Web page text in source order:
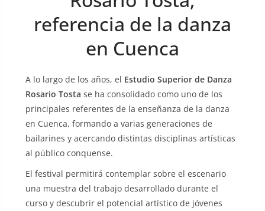
referencia de la danza
en Cuenca
A lo largo de los años, el Estudio Superior de Danza
Rosario Tosta se ha consolidado como uno de los
principales referentes de la enseñanza de la danza
en Cuenca, formando a varias generaciones de
bailarines y acercando distintas disciplinas artísticas
al público conquense.
El festival permitirá contemplar sobre el escenario
una muestra del trabajo desarrollado durante el
curso y descubrir el potencial artístico de jóvenes